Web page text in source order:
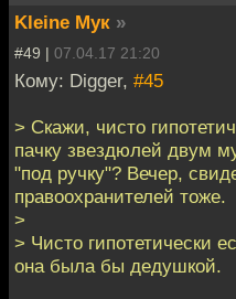
Kleine Мук »
#49 | 07.04.17 21:20
Кому: Digger, #45
> Скажи, чисто
пачку звездюлей двум
"под ручку"? Вечер,
правоохранителей тоже.
>
> Чисто гипотетически
она была бы дедушкой.